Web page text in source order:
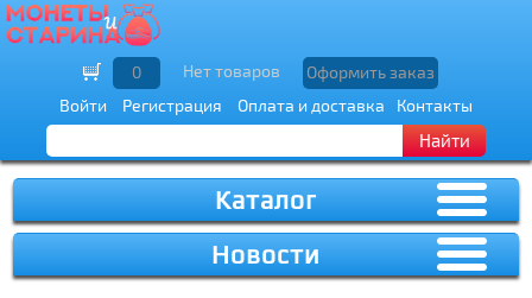
Войти Регистрация Оплата и доставка Контакты
Найти
0 Нет товаров Оформить заказ
Каталог
Новости